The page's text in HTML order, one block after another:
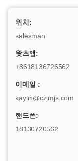
위치:
salesman
왓츠앱:
+8618136726562
이메일 :
kaylin@czjmjs.com
핸드폰:
18136726562